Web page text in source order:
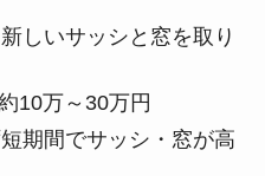
しいサッシと窓を取り
10万～30万円
短期間でサッシ・窓が高